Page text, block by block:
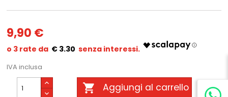
9,90 €
€ 3.30
IVA inclusa
 Aggiungi al carrello